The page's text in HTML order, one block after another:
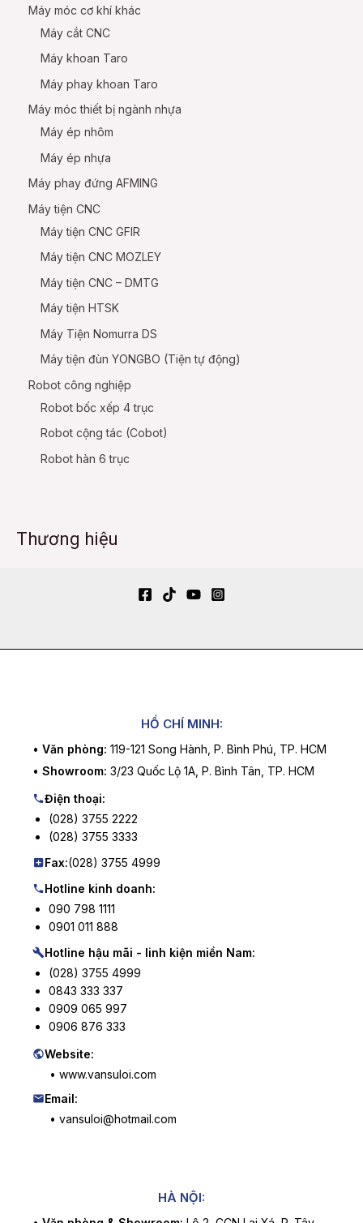
Máy móc cơ khí khác
Máy cắt CNC
Máy khoan Taro
Máy phay khoan Taro
Máy móc thiết bị ngành nhựa
Máy ép nhôm
Máy ép nhựa
Máy phay đứng AFMING
Máy tiện CNC
Máy tiện CNC GFIR
Máy tiện CNC MOZLEY
Máy tiện CNC – DMTG
Máy tiện HTSK
Máy Tiện Nomurra DS
Máy tiện đùn YONGBO (Tiện tự động)
Robot công nghiệp
Robot bốc xếp 4 trục
Robot cộng tác (Cobot)
Robot hàn 6 trục
Thương hiệu
HỒ CHÍ MINH:
• Văn phòng: 119-121 Song Hành, P. Bình Phú, TP. HCM
• Showroom: 3/23 Quốc Lộ 1A, P. Bình Tân, TP. HCM
Điện thoại:
(028) 3755 2222
(028) 3755 3333
Fax:(028) 3755 4999
Hotline kinh doanh:
090 798 1111
0901 011 888
Hotline hậu mãi - linh kiện miền Nam:
(028) 3755 4999
0843 333 337
0909 065 997
0906 876 333
Website:
• www.vansuloi.com
Email:
• vansuloi@hotmail.com
HÀ NỘI: